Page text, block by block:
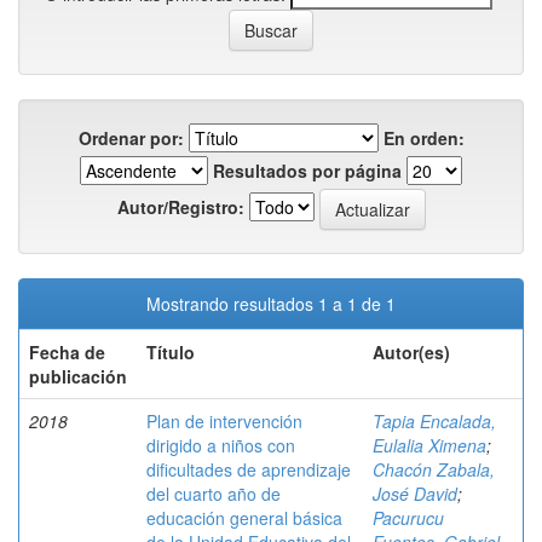
Ordenar por:
En orden:
Resultados por página
Autor/Registro:
Mostrando resultados 1 a 1 de 1
Fecha de
publicación
Título Autor(es)
2018
Plan de intervención
dirigido a niños con
dificultades de aprendizaje
del cuarto año de
educación general básica
Tapia Encalada,
Eulalia Ximena;
Chacón Zabala,
José David;
Pacurucu